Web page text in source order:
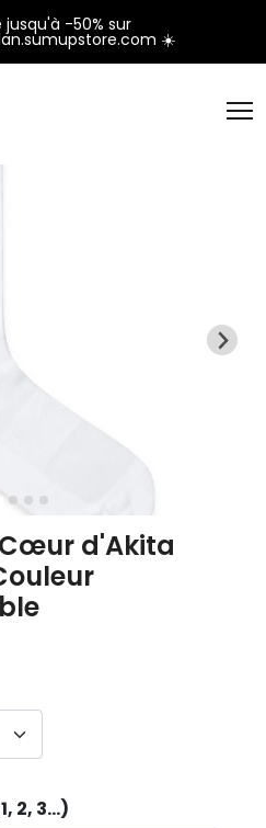
-50% sur
☀️
d'Akita
2, 3...)